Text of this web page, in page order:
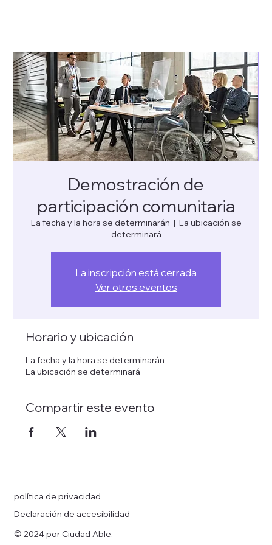
Demostración de
participación comunitaria
La fecha y la hora se determinarán
  |
La ubicación se
determinará
La inscripción está cerrada
Ver otros eventos
Horario y ubicación
La fecha y la hora se determinarán
La ubicación se determinará
Compartir este evento
© 2024 por Ciudad Able.
política de privacidad
Declaración de accesibilidad